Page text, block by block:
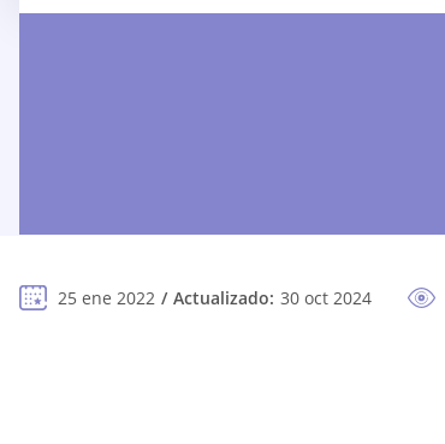
25 ene 2022 Actualizado: 30 oct 2024